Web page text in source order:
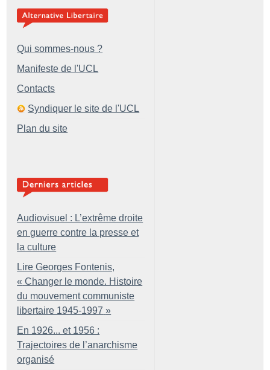
Qui sommes-nous ?
Manifeste de l'UCL
Contacts
Syndiquer le site de l'UCL
Plan du site
Audiovisuel : L’extrême droite
en guerre contre la presse et
la culture
Lire Georges Fontenis,
« Changer le monde. Histoire
du mouvement communiste
libertaire 1945-1997 »
En 1926... et 1956 :
Trajectoires de l’anarchisme
organisé